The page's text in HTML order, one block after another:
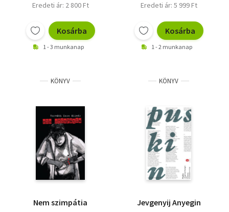
Eredeti ár: 2 800 Ft
Kosárba
1 - 3 munkanap
Eredeti ár: 5 999 Ft
Kosárba
1 - 2 munkanap
KÖNYV
Nem szimpátia
KÖNYV
Jevgenyij Anyegin